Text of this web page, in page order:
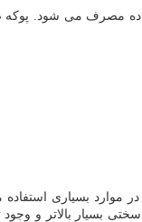
مصرف می شود. پوکه
موارد بسیاری
بسیار بالاتر و